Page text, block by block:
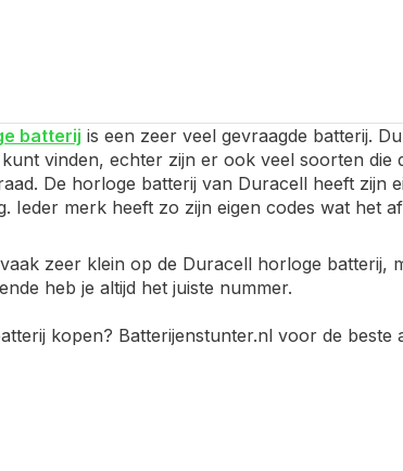
batterij is een zeer veel gevraagde batterij.
vinden, echter zijn er ook veel soorten
De horloge batterij van Duracell heeft zijn
Ieder merk heeft zo zijn eigen codes wat het
zeer klein op de Duracell horloge batterij,
heb je altijd het juiste nummer.
kopen? Batterijenstunter.nl voor de beste